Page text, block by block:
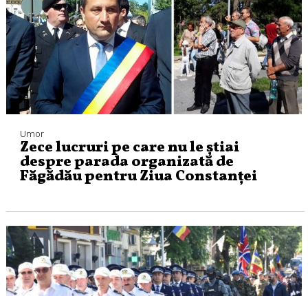
Umor
Zece lucruri pe care nu le știai
despre parada organizată de
Făgădău pentru Ziua Constanței